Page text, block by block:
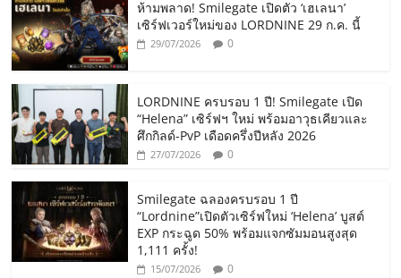
ห้ามพลาด! Smilegate เปิดตัว ‘เฮเลนา’
เซิร์ฟเวอร์ใหม่ของ LORDNINE 29 ก.ค. นี้
29/07/2026 0
LORDNINE ครบรอบ 1 ปี! Smilegate เปิด
“Helena” เซิร์ฟฯ ใหม่ พร้อมอาวุธเคียวและ
ศึกกิลด์-PvP เดือดครึ่งปีหลัง 2026
27/07/2026 0
Smilegate ฉลองครบรอบ 1 ปี
“Lordnine”เปิดตัวเซิร์ฟใหม่ ‘Helena’ บูสต์
EXP กระฉูด 50% พร้อมแจกซัมมอนสูงสุด
1,111 ครั้ง!
15/07/2026 0